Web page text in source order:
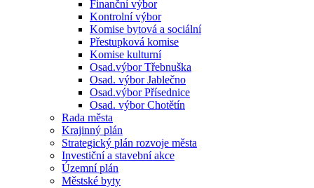
Finanční výbor
Kontrolní výbor
Komise bytová a sociální
Přestupková komise
Komise kulturní
Osad.výbor Třebnuška
Osad. výbor Jablečno
Osad.výbor Přísednice
Osad. výbor Chotětín
Rada města
Krajinný plán
Strategický plán rozvoje města
Investiční a stavební akce
Územní plán
Městské byty